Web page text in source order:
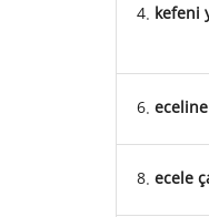
4. kefeni
6.
8. ecele